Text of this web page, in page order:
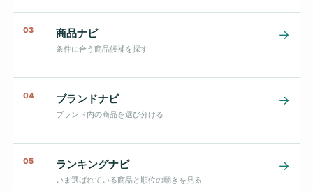
03 商品ナビ
条件に合う商品候補を探す
→
04 ブランドナビ
ブランド内の商品を選び分ける
→
05 ランキングナビ
いま選ばれている商品と順位の動きを見る
→